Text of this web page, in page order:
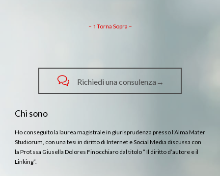
– ↑ Torna Sopra –
 Richiedi una consulenza→
Chi sono
Ho conseguito la laurea magistrale in giurisprudenza presso l’Alma Mater
Studiorum, con una tesi in diritto di Internet e Social Media discussa con
la Prof.ssa Giusella Dolores Finocchiaro dal titolo ” Il diritto d’autore e il
Linking”.